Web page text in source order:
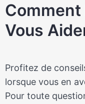
Vous
Profitez de
lorsque vous en
Pour toute